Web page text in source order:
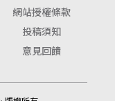
網站授權條款
投稿須知
意見回饋